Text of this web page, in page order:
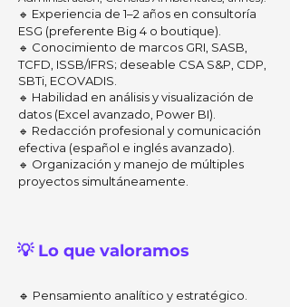
🔹 Experiencia de 1–2 años en consultoría
ESG (preferente Big 4 o boutique).
🔹 Conocimiento de marcos GRI, SASB,
TCFD, ISSB/IFRS; deseable CSA S&P, CDP,
SBTi, ECOVADIS.
🔹 Habilidad en análisis y visualización de
datos (Excel avanzado, Power BI).
🔹 Redacción profesional y comunicación
efectiva (español e inglés avanzado).
🔹 Organización y manejo de múltiples
proyectos simultáneamente.
💡 Lo que valoramos
🔹 Pensamiento analítico y estratégico.